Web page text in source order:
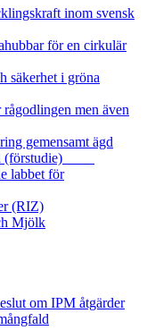
inom svensk
för en cirkulär
säkerhet i gröna
men även
gemensamt ägd
(förstudie)
labbet för
(RIZ)
Mjölk
om IPM åtgärder